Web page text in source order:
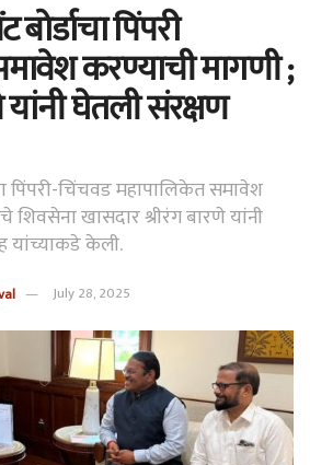
पिंपरी
करण्याची मागणी ;
घेतली संरक्षण
पिंपरी-चिंचवड महापालिकेत समावेश
खासदार श्रीरंग बारणे यांनी
यांच्याकडे केली.
July 28, 2025